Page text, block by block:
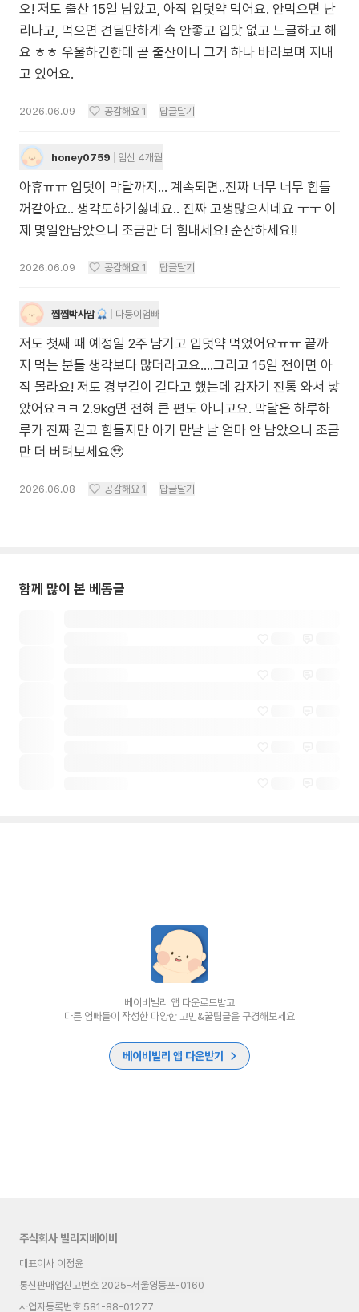
오! 저도 출산 15일 남았고, 아직 입덧약 먹어요. 안먹으면 난
리나고, 먹으면 견딜만하게 속 안좋고 입맛 없고 느글하고 해
요 ㅎㅎ 우울하긴한데 곧 출산이니 그거 하나 바라보며 지내
고 있어요.
2026.06.09 공감해요 1 답글달기
honey0759 임신 4개월
아휴ㅠㅠ 입덧이 막달까지... 계속되면..진짜 너무 너무 힘들
꺼같아요.. 생각도하기싫네요.. 진짜 고생많으시네요 ㅜㅜ 이
제 몇일안남았으니 조금만 더 힘내세요! 순산하세요!!
2026.06.09 공감해요 1 답글달기
쩝쩝박사맘 다둥이엄빠
저도 첫째 때 예정일 2주 남기고 입덧약 먹었어요ㅠㅠ 끝까
지 먹는 분들 생각보다 많더라고요….그리고 15일 전이면 아
직 몰라요! 저도 경부길이 길다고 했는데 갑자기 진통 와서 낳
았어요ㅋㅋ 2.9kg면 전혀 큰 편도 아니고요. 막달은 하루하
루가 진짜 길고 힘들지만 아기 만날 날 얼마 안 남았으니 조금
만 더 버텨보세요🥹
2026.06.08 공감해요 1 답글달기
함께 많이 본 베동글
베이비빌리 앱 다운로드받고
다른 엄빠들이 작성한 다양한 고민&꿀팁글을 구경해보세요
베이비빌리 앱 다운받기
주식회사 빌리지베이비
대표이사 이정윤
통신판매업신고번호 2025-서울영등포-0160
사업자등록번호 581-88-01277